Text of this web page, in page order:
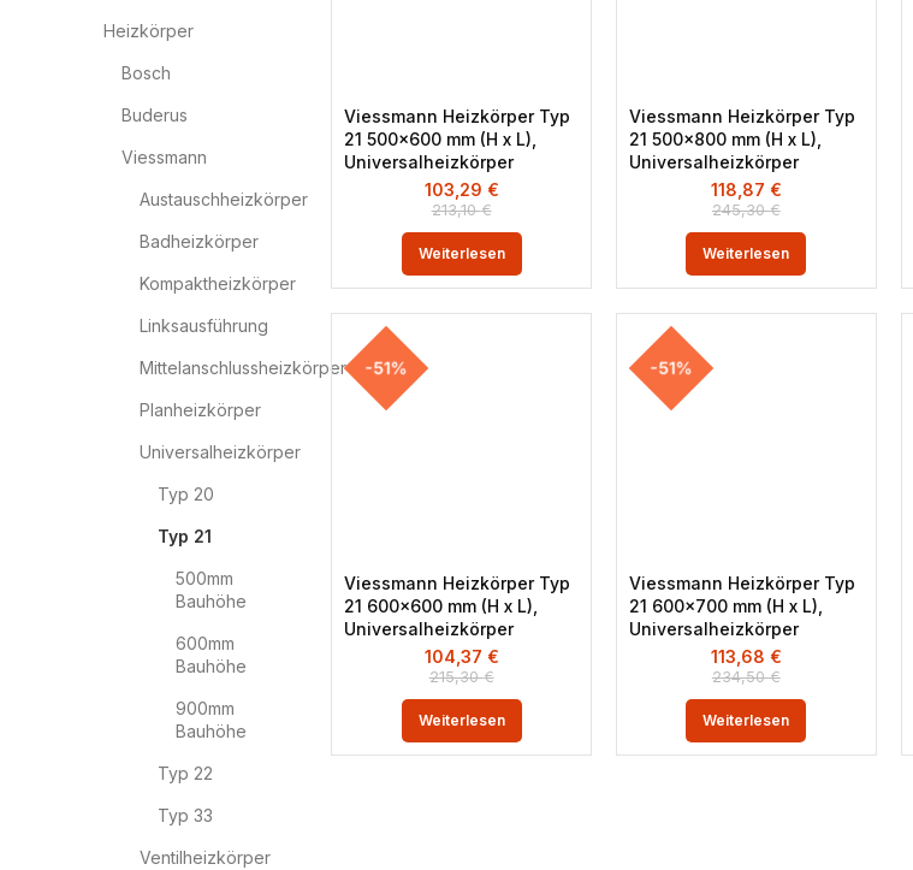
Heizkörper
Bosch
Buderus
Viessmann
Austauschheizkörper
Badheizkörper
Kompaktheizkörper
Linksausführung
Mittelanschlussheizkörper
Planheizkörper
Universalheizkörper
Typ 20
Typ 21
500mm
Bauhöhe
600mm
Bauhöhe
900mm
Bauhöhe
Typ 22
Typ 33
Ventilheizkörper
Viessmann Heizkörper Typ
21 500×600 mm (H x L),
Universalheizkörper
213,10€
103,29 €
Weiterlesen
Viessmann Heizkörper Typ
21 500×800 mm (H x L),
Universalheizkörper
245,30€
118,87 €
Weiterlesen
-51%
Viessmann Heizkörper Typ
21 600×600 mm (H x L),
Universalheizkörper
215,30€
104,37 €
Weiterlesen
-51%
Viessmann Heizkörper Typ
21 600×700 mm (H x L),
Universalheizkörper
234,50€
113,68 €
Weiterlesen